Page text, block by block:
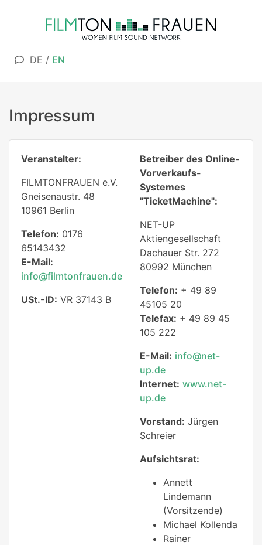
DE / EN
Impressum
Veranstalter:
FILMTONFRAUEN e.V.
Gneisenaustr. 48
10961 Berlin
Telefon: 0176
65143432
E-Mail:
info@filmtonfrauen.de
USt.-ID: VR 37143 B
Betreiber des Online-
Vorverkaufs-
Systemes
"TicketMachine":
NET-UP
Aktiengesellschaft
Dachauer Str. 272
80992 München
Telefon: + 49 89
45105 20
Telefax: + 49 89 45
105 222
E-Mail: info@net-
up.de
Internet: www.net-
up.de
Vorstand: Jürgen
Schreier
Aufsichtsrat:
Annett
Lindemann
(Vorsitzende)
Michael Kollenda
Rainer